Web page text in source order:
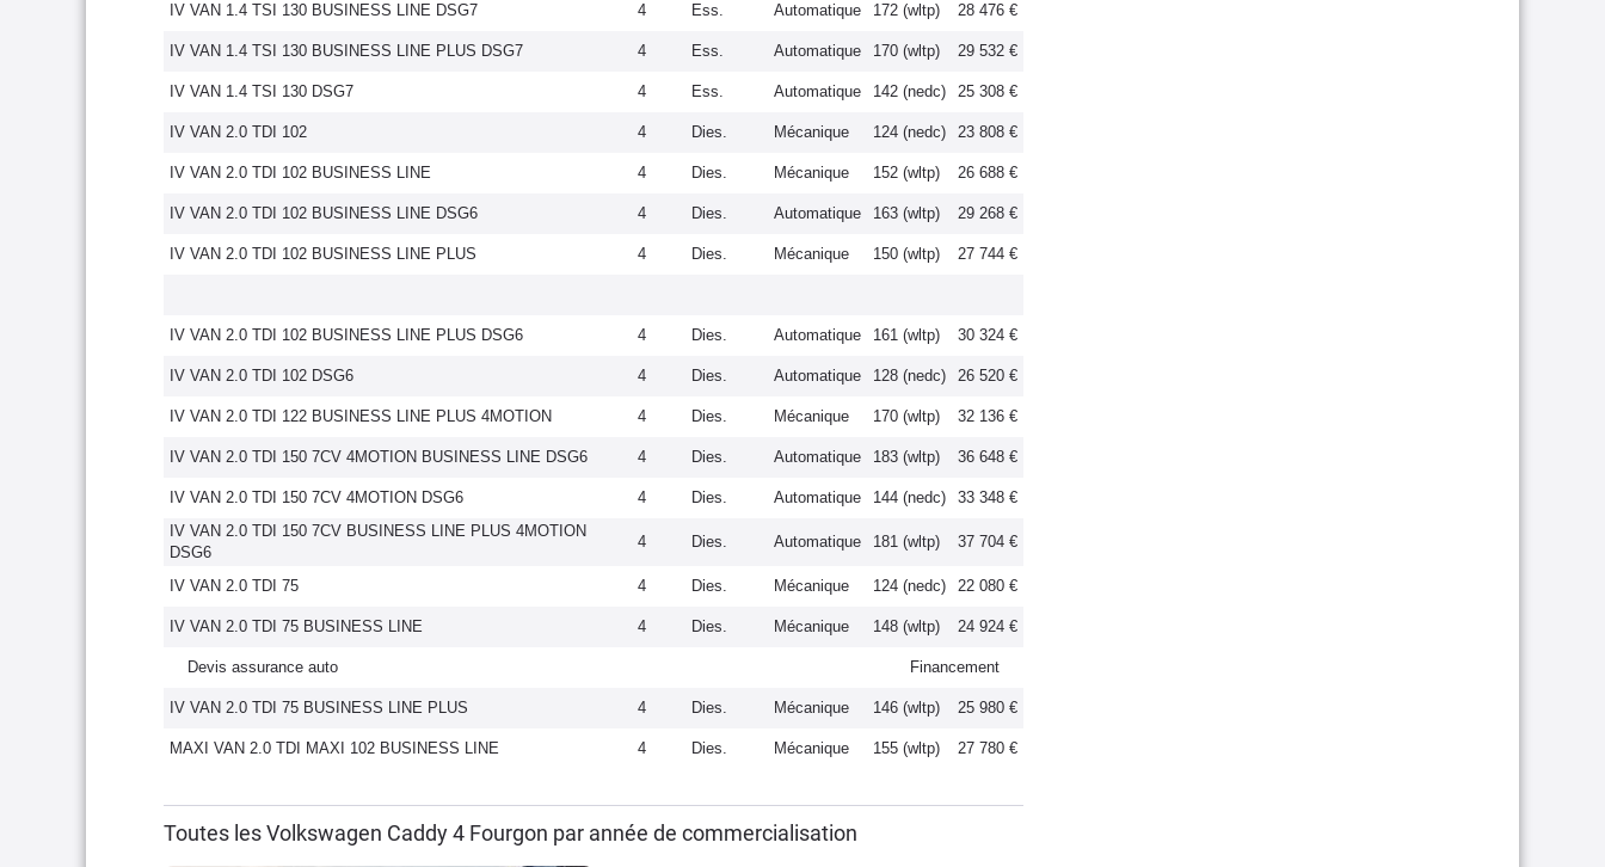
IV VAN 1.4 TSI 130 BUSINESS LINE DSG7 4 Ess. Automatique 172 (wltp) 28 476 €
IV VAN 1.4 TSI 130 BUSINESS LINE PLUS DSG7 4 Ess. Automatique 170 (wltp) 29 532 €
IV VAN 1.4 TSI 130 DSG7 4 Ess. Automatique 142 (nedc) 25 308 €
IV VAN 2.0 TDI 102 4 Dies. Mécanique 124 (nedc) 23 808 €
IV VAN 2.0 TDI 102 BUSINESS LINE 4 Dies. Mécanique 152 (wltp) 26 688 €
IV VAN 2.0 TDI 102 BUSINESS LINE DSG6 4 Dies. Automatique 163 (wltp) 29 268 €
IV VAN 2.0 TDI 102 BUSINESS LINE PLUS 4 Dies. Mécanique 150 (wltp) 27 744 €
IV VAN 2.0 TDI 102 BUSINESS LINE PLUS DSG6 4 Dies. Automatique 161 (wltp) 30 324 €
IV VAN 2.0 TDI 102 DSG6 4 Dies. Automatique 128 (nedc) 26 520 €
IV VAN 2.0 TDI 122 BUSINESS LINE PLUS 4MOTION 4 Dies. Mécanique 170 (wltp) 32 136 €
IV VAN 2.0 TDI 150 7CV 4MOTION BUSINESS LINE DSG6 4 Dies. Automatique 183 (wltp) 36 648 €
IV VAN 2.0 TDI 150 7CV 4MOTION DSG6 4 Dies. Automatique 144 (nedc)
33 348 €
IV VAN 2.0 TDI 150 7CV BUSINESS LINE PLUS 4MOTION
DSG6
4 Dies. Automatique 181 (wltp) 37 704 €
IV VAN 2.0 TDI 75 4 Dies. Mécanique 124 (nedc) 22 080 €
IV VAN 2.0 TDI 75 BUSINESS LINE 4 Dies. Mécanique 148 (wltp) 24 924 €
Devis assurance auto Financement
IV VAN 2.0 TDI 75 BUSINESS LINE PLUS 4 Dies. Mécanique 146 (wltp) 25 980 €
MAXI VAN 2.0 TDI MAXI 102 BUSINESS LINE 4 Dies. Mécanique 155 (wltp) 27 780 €
Toutes les Volkswagen Caddy 4 Fourgon par année de commercialisation